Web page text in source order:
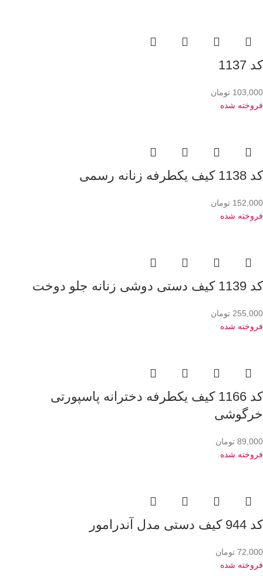
کد 1137
103,000 تومان
فروخته شده
کد 1138 کیف یکطرفه زنانه رسمی
152,000 تومان
فروخته شده
کد 1139 کیف دستی دوشی زنانه جلو دوخت
255,000 تومان
فروخته شده
کد 1166 کیف یکطرفه دخترانه پاسپورتی
خرگوشی
89,000 تومان
فروخته شده
کد 944 کیف دستی مدل آندرامور
72,000 تومان
فروخته شده